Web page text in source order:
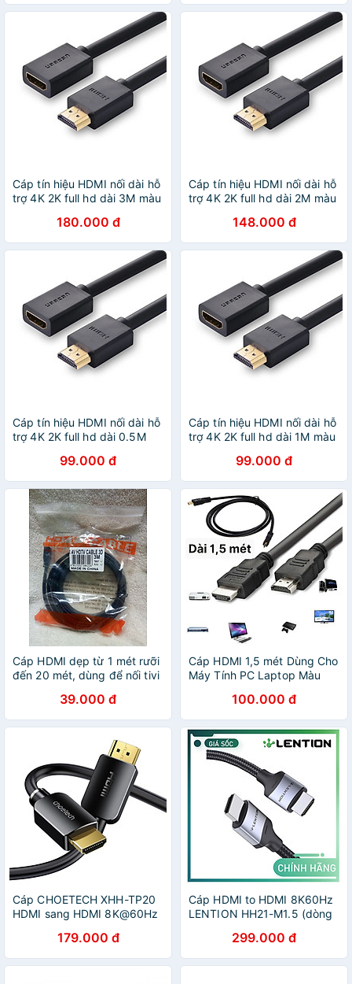
Cáp tín hiệu HDMI nối dài hỗ
trợ 4K 2K full hd dài 3M màu
Hàng chính hãng
180.000 đ
Cáp tín hiệu HDMI nối dài hỗ
trợ 4K 2K full hd dài 2M màu
Hàng chính hãng
148.000 đ
Cáp tín hiệu HDMI nối dài hỗ
trợ 4K 2K full hd dài 0.5M
10140Hd107 Hàng chính
hãng
99.000 đ
Cáp tín hiệu HDMI nối dài hỗ
trợ 4K 2K full hd dài 1M màu
Hàng chính hãng
99.000 đ
Cáp HDMI dẹp từ 1 mét rưỡi
đến 20 mét, dùng để nối tivi
chất lượng hình ảnh 4K -
Hàng chính hãng
39.000 đ
Cáp HDMI 1,5 mét Dùng Cho
Máy Tính PC Laptop Màu
Cáp Chuyển HDMI Sang
HDMI Cao Cấp - Hàng Nhập
Khẩu - Giao Màu Ngẫu
Nhiên
100.000 đ
Cáp CHOETECH XHH-TP20
HDMI sang HDMI 8K@60Hz
179.000 đ
Cáp HDMI to HDMI 8K60Hz
LENTION HH21-M1.5 (dòng
299.000 đ